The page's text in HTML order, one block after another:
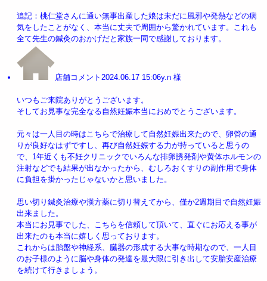
追記：桃仁堂さんに通い無事出産した娘は未だに風邪や発熱などの病
気をしたことがなく、本当に丈夫で周囲から驚かれています。これも
全て先生の鍼灸のおかげだと家族一同で感謝しております。
店舗コメント2024.06.17 15:06y.n 様
いつもご来院ありがとうございます。
そしてお見事な完全なる自然妊娠本当におめでとうございます。
元々は一人目の時はこちらで治療して自然妊娠出来たので、卵管の通
りが良好なはずですし、再び自然妊娠する力が持っていると思うの
で、1年近くも不妊クリニックでいろんな排卵誘発剤や黄体ホルモンの
注射などでも結果が出なかったから、むしろおくすりの副作用で身体
に負担を掛かったじゃないかと思いました。
思い切り鍼灸治療や漢方薬に切り替えてから、僅か2週期目で自然妊娠
出来ました。
本当にお見事でした、こちらを信頼して頂いて、直ぐにお応える事が
出来たのも本当に嬉しく思っております。
これからは胎盤や神経系、臓器の形成する大事な時期なので、一人目
のお子様のように脳や身体の発達を最大限に引き出して安胎安産治療
を続けて行きましょう。